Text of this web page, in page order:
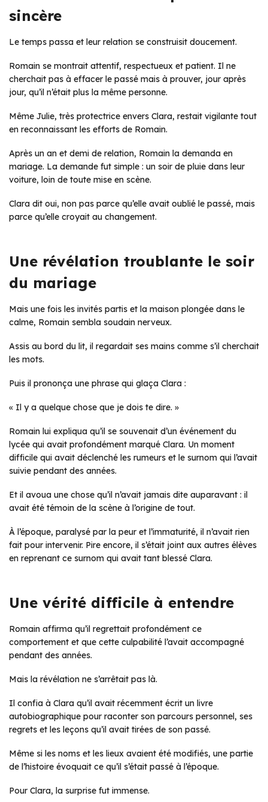
sincère
Le temps passa et leur relation se construisit doucement.
Romain se montrait attentif, respectueux et patient. Il ne
cherchait pas à effacer le passé mais à prouver, jour après
jour, qu’il n’était plus la même personne.
Même Julie, très protectrice envers Clara, restait vigilante tout
en reconnaissant les efforts de Romain.
Après un an et demi de relation, Romain la demanda en
mariage. La demande fut simple : un soir de pluie dans leur
voiture, loin de toute mise en scène.
Clara dit oui, non pas parce qu’elle avait oublié le passé, mais
parce qu’elle croyait au changement.
Une révélation troublante le soir
du mariage
Mais une fois les invités partis et la maison plongée dans le
calme, Romain sembla soudain nerveux.
Assis au bord du lit, il regardait ses mains comme s’il cherchait
les mots.
Puis il prononça une phrase qui glaça Clara :
« Il y a quelque chose que je dois te dire. »
Romain lui expliqua qu’il se souvenait d’un événement du
lycée qui avait profondément marqué Clara. Un moment
difficile qui avait déclenché les rumeurs et le surnom qui l’avait
suivie pendant des années.
Et il avoua une chose qu’il n’avait jamais dite auparavant : il
avait été témoin de la scène à l’origine de tout.
À l’époque, paralysé par la peur et l’immaturité, il n’avait rien
fait pour intervenir. Pire encore, il s’était joint aux autres élèves
en reprenant ce surnom qui avait tant blessé Clara.
Une vérité difficile à entendre
Romain affirma qu’il regrettait profondément ce
comportement et que cette culpabilité l’avait accompagné
pendant des années.
Mais la révélation ne s’arrêtait pas là.
Il confia à Clara qu’il avait récemment écrit un livre
autobiographique pour raconter son parcours personnel, ses
regrets et les leçons qu’il avait tirées de son passé.
Même si les noms et les lieux avaient été modifiés, une partie
de l’histoire évoquait ce qu’il s’était passé à l’époque.
Pour Clara, la surprise fut immense.